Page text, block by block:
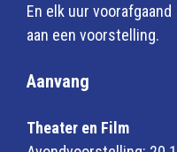
En elk uur voorafgaand
aan een voorstelling.
Aanvang
Theater en Film